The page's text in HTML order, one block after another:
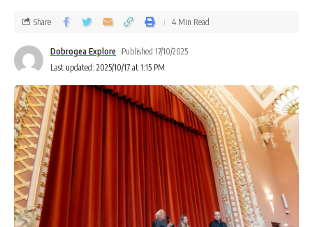
Last updated: 2025/10/17 at 1:15 PM
Dobrogea Explore Published 17/10/2025
Share 4 Min Read